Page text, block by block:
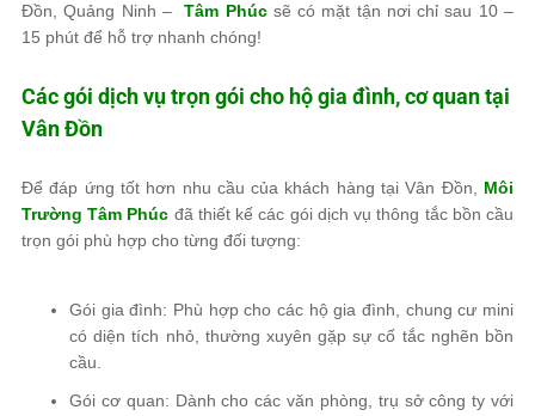
Đồn, Quảng Ninh –Tâm Phúcsẽ có mặt tận nơi chỉ sau 10 –
15 phút để hỗ trợ nhanh chóng!
Các gói dịch vụ trọn gói cho hộ gia đình, cơ quan tại
Vân Đồn
Để đáp ứng tốt hơn nhu cầu của khách hàng tại Vân Đồn, Môi
Trường Tâm Phúc đã thiết kế các gói dịch vụ thông tắc bồn cầu
trọn gói phù hợp cho từng đối tượng:
Gói gia đình: Phù hợp cho các hộ gia đình, chung cư mini
có diện tích nhỏ, thường xuyên gặp sự cố tắc nghẽn bồn
cầu.
Gói cơ quan: Dành cho các văn phòng, trụ sở công ty với